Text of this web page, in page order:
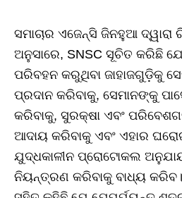
ସମାଚାର ଏଜେନ୍ସି ଜିନହୁଆ ଦ୍ୱାରା
ଅନୁସାରେ, SNSC ସୂଚିତ କରିଛି
ପରିବହନ କରୁଥିବା ଜାହାଜଗୁଡ଼ିକୁ
ପ୍ରଦାନ କରିବାକୁ, ସେମାନଙ୍କୁ
କରିବାକୁ, ସୁରକ୍ଷା ଏବଂ
ଆଦାୟ କରିବାକୁ ଏବଂ ଏହାର
ଯୁଦ୍ଧକାଳୀନ ପ୍ରୋଟୋକଲ
ନିୟନ୍ତ୍ରଣ କରିବାକୁ ବାଧ୍ୟ